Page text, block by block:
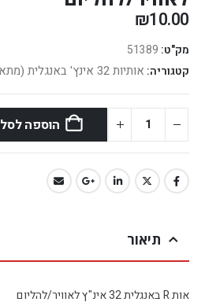
₪10.00
מק"ט: 51389
קטגוריה: אותיות 32 אינץ' באנגלית (מתאים להליום)
הוספה לסל
תיאור
אות R באנגלית 32 אינ"ץ לאוויר/להליום